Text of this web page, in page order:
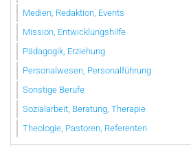
Medien, Redaktion, Events
Mission, Entwicklungshilfe
Pädagogik, Erziehung
Personalwesen, Personalführung
Sonstige Berufe
Sozialarbeit, Beratung, Therapie
Theologie, Pastoren, Referenten